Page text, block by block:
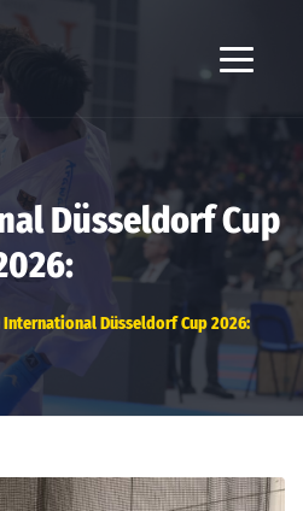
Düsseldorf Cup
Düsseldorf Cup 2026: